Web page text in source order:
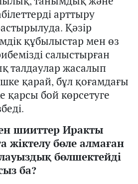
арттыру
стырылуда. Қәзір
құбылыстар мен өз
міздісалыстырған
талдаулар жасалып
қарай, бұл қоғамдағы
қарсы бой көрсетуге
беді.
шииттер Иракты
жіктелубөле алмаған
бөлшектейді
ба?